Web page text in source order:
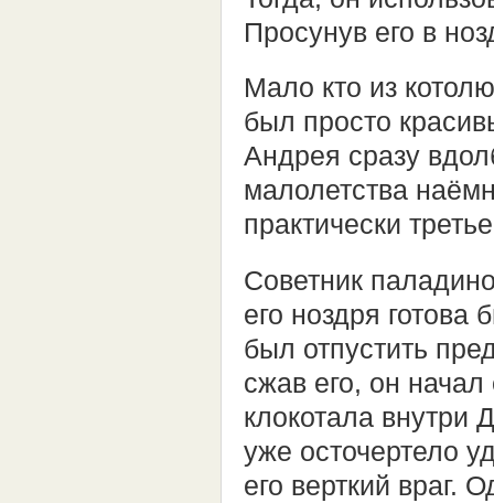
Просунув его в
Мало кто из
был просто
Андрея сразу
малолетства
практически
Советник
его ноздря
был отпустить
сжав его, он начал
клокотала внутри
уже осточертело
его верткий враг.